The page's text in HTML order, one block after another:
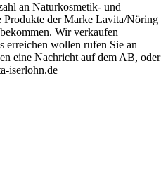
an Naturkosmetik- und
Produkte der Marke Lavita/Nöring
Wir verkaufen
erreichen wollen rufen Sie an
eine Nachricht auf dem AB, oder
iserlohn.de